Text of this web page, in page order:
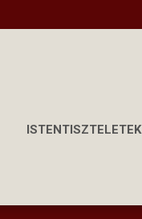
ISTENTISZTELETEK